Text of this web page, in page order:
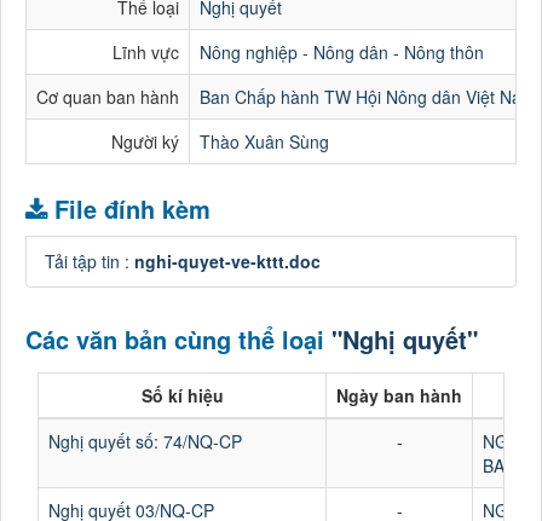
Thể loại
Nghị quyết
Lĩnh vực
Nông nghiệp - Nông dân - Nông thôn
Cơ quan ban hành
Ban Chấp hành TW Hội Nông dân Việt Nam
Người ký
Thào Xuân Sùng
File đính kèm
Tải tập tin : nghi-quyet-ve-kttt.doc
Các văn bản cùng thể loại "Nghị quyết"
Số kí hiệu
Ngày ban hành
Nghị quyết số: 74/NQ-CP
-
NGHỊ
BAN
Nghị quyết 03/NQ-CP
-
NGHỊ